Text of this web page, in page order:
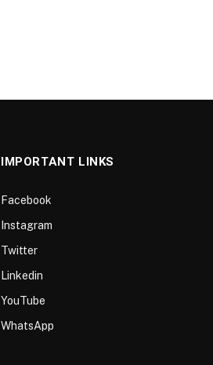
IMPORTANT LINKS
Facebook
Instagram
Twitter
Linkedin
YouTube
WhatsApp